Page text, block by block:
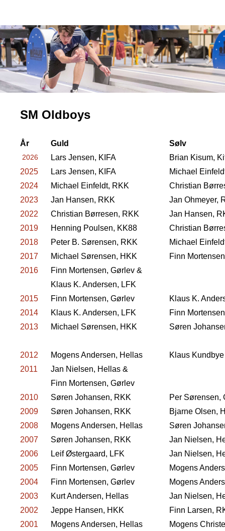
Previous
SM Oldboys
År Guld Sølv
2026 Lars Jensen, KIFA
Brian Kisum,
2025
Lars Jensen, KIFA
Michael
2024
Michael Einfeldt, RKK
Christian
2023
Jan Hansen, RKK
Jan Ohmeyer,
2022
Christian Børresen, RKK
Jan Hansen,
2019
Henning Poulsen, KK88
Christian
2018
Peter B. Sørensen, RKK
Michael
2017
Michael Sørensen, HKK
Finn
2016
Finn Mortensen, Gørlev &
Klaus K. Andersen, LFK
2015
Finn Mortensen, Gørlev
Klaus K.
2014
Klaus K. Andersen, LFK
Finn
2013
Michael Sørensen, HKK Søren
2012 Mogens Andersen, Hellas
Klaus
2011
Jan Nielsen, Hellas &
Finn Mortensen, Gørlev
2010
Søren Johansen, RKK
Per Sørensen,
2009
Søren Johansen, RKK
Bjarne Olsen,
2008
Mogens Andersen, Hellas
Søren
2007
Søren Johansen, RKK
Jan Nielsen,
2006
Leif Østergaard, LFK
Jan Nielsen,
2005
Finn Mortensen, Gørlev
Mogens
2004
Finn Mortensen, Gørlev
Mogens
2003
Kurt Andersen, Hellas
Jan Nielsen,
2002
Jeppe Hansen, HKK
Finn Larsen,
2001
Mogens Andersen, Hellas
Mogens